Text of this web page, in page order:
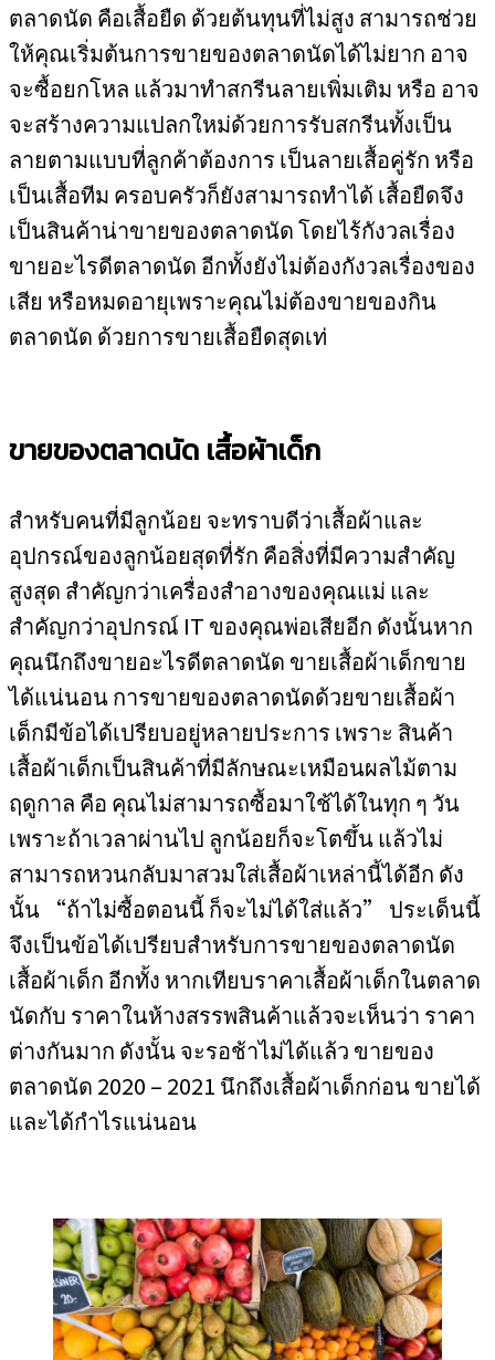
ตลาดนัด คือเสื้อยืด ด้วยต้นทุนที่ไม่สูง สามารถช่วย
ให้คุณเริ่มต้นการขายของตลาดนัดได้ไม่ยาก อาจ
จะซื้อยกโหล แล้วมาทำสกรีนลายเพิ่มเติม หรือ อาจ
จะสร้างความแปลกใหม่ด้วยการรับสกรีนทั้งเป็น
ลายตามแบบที่ลูกค้าต้องการ เป็นลายเสื้อคู่รัก หรือ
เป็นเสื้อทีม ครอบครัวก็ยังสามารถทำได้ เสื้อยืดจึง
เป็นสินค้าน่าขายของตลาดนัด โดยไร้กังวลเรื่อง
ขายอะไรดีตลาดนัด อีกทั้งยังไม่ต้องกังวลเรื่องของ
เสีย หรือหมดอายุเพราะคุณไม่ต้องขายของกิน
ตลาดนัด ด้วยการขายเสื้อยืดสุดเท่
ขายของตลาดนัด เสื้อผ้าเด็ก
สำหรับคนที่มีลูกน้อย จะทราบดีว่าเสื้อผ้าและ
อุปกรณ์ของลูกน้อยสุดที่รัก คือสิ่งที่มีความสำคัญ
สูงสุด สำคัญกว่าเครื่องสำอางของคุณแม่ และ
สำคัญกว่าอุปกรณ์ IT ของคุณพ่อเสียอีก ดังนั้นหาก
คุณนึกถึงขายอะไรดีตลาดนัด ขายเสื้อผ้าเด็กขาย
ได้แน่นอน การขายของตลาดนัดด้วยขายเสื้อผ้า
เด็กมีข้อได้เปรียบอยู่หลายประการ เพราะ สินค้า
เสื้อผ้าเด็กเป็นสินค้าที่มีลักษณะเหมือนผลไม้ตาม
ฤดูกาล คือ คุณไม่สามารถซื้อมาใช้ได้ในทุก ๆ วัน
เพราะถ้าเวลาผ่านไป ลูกน้อยก็จะโตขึ้น แล้วไม่
สามารถหวนกลับมาสวมใส่เสื้อผ้าเหล่านี้ได้อีก ดัง
นั้น “ถ้าไม่ซื้อตอนนี้ ก็จะไม่ได้ใส่แล้ว” ประเด็นนี้
จึงเป็นข้อได้เปรียบสำหรับการขายของตลาดนัด
เสื้อผ้าเด็ก อีกทั้ง หากเทียบราคาเสื้อผ้าเด็กในตลาด
นัดกับ ราคาในห้างสรรพสินค้าแล้วจะเห็นว่า ราคา
ต่างกันมาก ดังนั้น จะรอช้าไม่ได้แล้ว ขายของ
ตลาดนัด 2020 – 2021 นึกถึงเสื้อผ้าเด็กก่อน ขายได้
และได้กำไรแน่นอน